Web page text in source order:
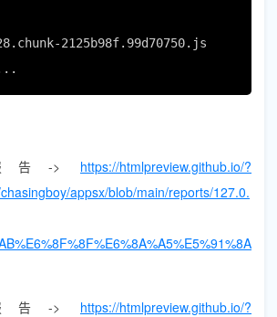
告-> https://htmlpreview.github.io/?
appsx/blob/main/reports/127.0.
告-> https://htmlpreview.github.io/?